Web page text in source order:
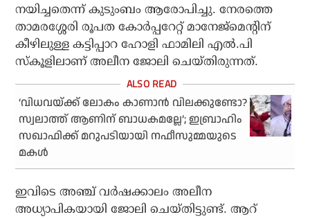
നയിച്ചതെന്ന് കുടുംബം ആരോപിച്ചു. നേരത്തെ
താമരശ്ശേരി രൂപത കോര്‍പ്പറേറ്റ് മാനേജ്‌മെന്റിന്
കീഴിലുള്ള കട്ടിപ്പാറ ഹോളി ഫാമിലി എല്‍.പി
സ്‌കൂളിലാണ് അലീന ജോലി ചെയ്തിരുന്നത്.
‘വിധവയ്ക്ക് ലോകം കാണാന്‍ വിലക്കുണ്ടോ?
സ്വലാത്ത് ആണിന് ബാധകമല്ലേ’; ഇബ്രാഹിം
സഖാഫിക്ക് മറുപടിയായി നഫീസുമ്മയുടെ
മകള്‍
ഇവിടെ അഞ്ച് വര്‍ഷക്കാലം അലീന
അധ്യാപികയായി ജോലി ചെയ്തിട്ടുണ്ട്. ആറ്